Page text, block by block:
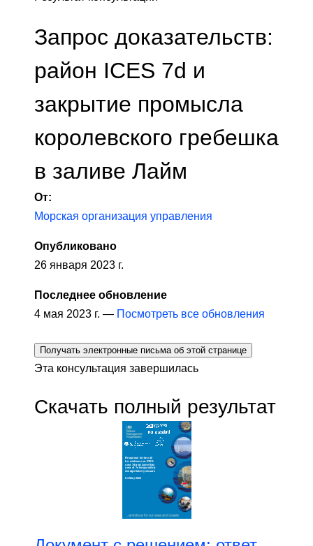
Запрос доказательств:
район ICES 7d и
закрытие промысла
королевского гребешка
в заливе Лайм
От:
Морская организация управления
Опубликовано
26 января 2023 г.
Последнее обновление
4 мая 2023 г. — Посмотреть все обновления
Получать электронные письма об этой странице
Эта консультация завершилась
Скачать полный результат